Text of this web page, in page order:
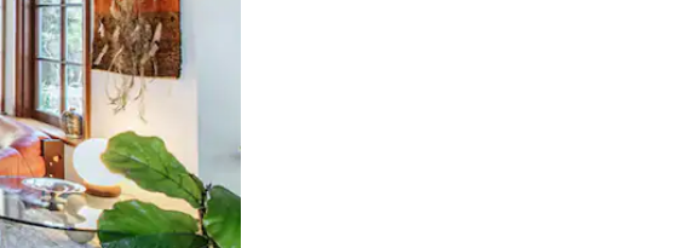
con el tacto o desliza el dedo.